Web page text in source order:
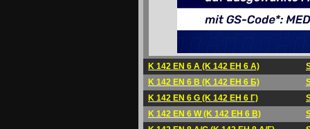
K 142 EN 6 A (K 142 EH 6 A)
K 142 EN 6 B (K 142 EH 6 Б)
K 142 EN 6 G (K 142 EH 6 Г)
K 142 EN 6 W (K 142 EH 6 B)